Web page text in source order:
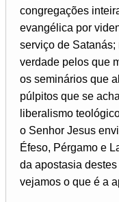
congregações
evangélica por
serviço de
verdade pelos que
os seminários que
púlpitos que se
liberalismo
o Senhor Jesus
Éfeso, Pérgamo e
da apostasia
vejamos o que é a